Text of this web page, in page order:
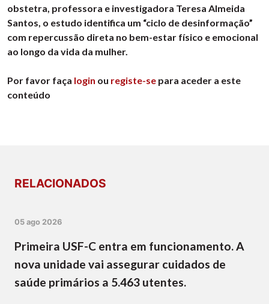
obstetra, professora e investigadora Teresa Almeida
Santos, o estudo identifica um “ciclo de desinformação”
com repercussão direta no bem-estar físico e emocional
ao longo da vida da mulher.
Por favor faça login ou registe-se para aceder a este
conteúdo
RELACIONADOS
05 ago 2026
Primeira USF-C entra em funcionamento. A
nova unidade vai assegurar cuidados de
saúde primários a 5.463 utentes.